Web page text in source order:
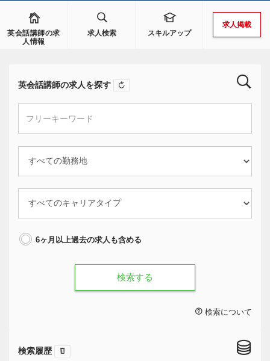
英会話講師の求
人情報
求人検索 スキルアップ
求人掲載
英会話講師の求人を探す
6ヶ月以上過去の求人も含める
検索する
検索について
検索履歴